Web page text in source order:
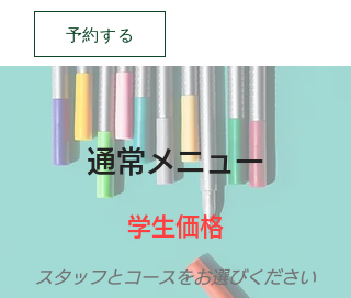
予約する
​通常メニュー
​学生価格
​​スタッフとコースをお選びください